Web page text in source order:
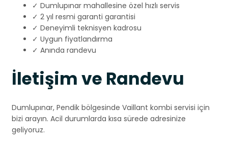
✓ Dumlupınar mahallesine özel hızlı servis
✓ 2 yıl resmi garanti garantisi
✓ Deneyimli teknisyen kadrosu
✓ Uygun fiyatlandırma
✓ Anında randevu
İletişim ve Randevu
Dumlupınar, Pendik bölgesinde Vaillant kombi servisi için
bizi arayın. Acil durumlarda kısa sürede adresinize
geliyoruz.